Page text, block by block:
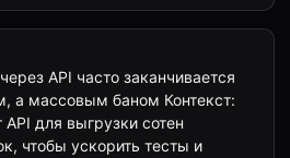
API часто заканчивается
а массовым баном Контекст:
для выгрузки сотен
чтобы ускорить тесты и